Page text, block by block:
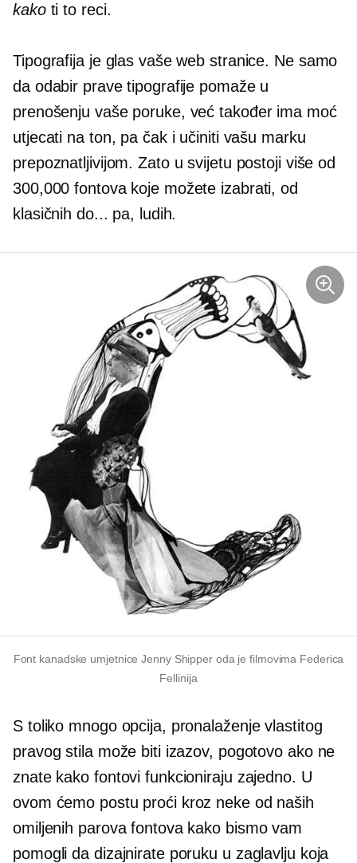
kakoti to reci.
Tipografija je glas vaše web stranice. Ne samo
da odabir prave tipografije pomaže u
prenošenju vaše poruke, već također ima moć
utjecati na ton, pa čak i učiniti vašu marku
prepoznatljivijom. Zato u svijetu postoji više od
300,000 fontova koje možete izabrati, od
klasičnih do... pa, ludih.
Font kanadske umjetnice Jenny Shipper oda je filmovima Federica
Fellinija
S toliko mnogo opcija, pronalaženje vlastitog
pravog stila može biti izazov, pogotovo ako ne
znate kako fontovi funkcioniraju zajedno. U
ovom ćemo postu proći kroz neke od naših
omiljenih parova fontova kako bismo vam
pomogli da dizajnirate poruku u zaglavlju koja